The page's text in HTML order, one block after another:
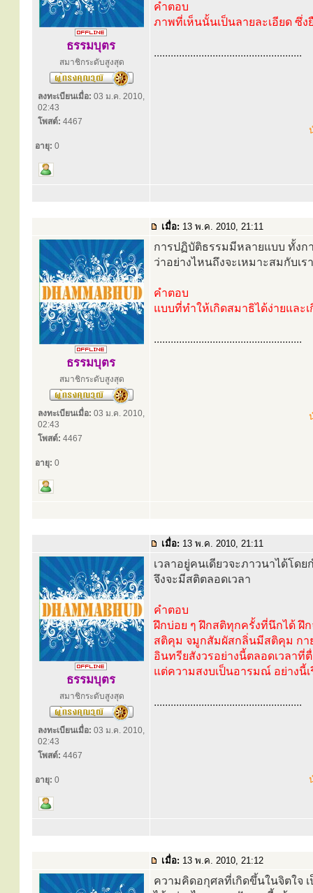
ธรรมบุตร
สมาชิกระดับสูงสุด
ลงทะเบียนเมื่อ: 03 ม.ค. 2010,
02:43
โพสต์: 4467
อายุ: 0
คำตอบ
ภาพที่เห็นนั้นเป็นลายละเอียด
.....................................................
เมื่อ: 13 พ.ค. 2010, 21:11
ธรรมบุตร
สมาชิกระดับสูงสุด
ลงทะเบียนเมื่อ: 03 ม.ค. 2010,
02:43
โพสต์: 4467
อายุ: 0
การปฏิบัติธรรมมีหลายแบบ ทั้งก
ว่าอย่างไหนถึงจะเหมาะสมกับเ
คำตอบ
แบบที่ทำให้เกิดสมาธิได้ง่ายและ
.....................................................
เมื่อ: 13 พ.ค. 2010, 21:11
ธรรมบุตร
สมาชิกระดับสูงสุด
ลงทะเบียนเมื่อ: 03 ม.ค. 2010,
02:43
โพสต์: 4467
อายุ: 0
เวลาอยู่คนเดียวจะภาวนาได้โด
จึงจะมีสติตลอดเวลา
คำตอบ
ฝึกบ่อย ๆ ฝึกสติทุกครั้งที่นึกได้
สติคุม จมูกสัมผัสกลิ่นมีสติคุม ก
อินทรียสังวรอย่างนี้ตลอดเวลา
แต่ความสงบเป็นอารมณ์ อย่างนี้
.....................................................
เมื่อ: 13 พ.ค. 2010, 21:12
ความคิดอกุศลที่เกิดขึ้นในจิตใจ